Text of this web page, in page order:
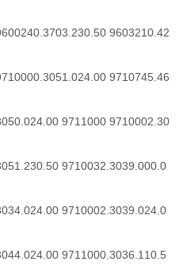
9603210.42
9710745.46
9711000 9710002.30
9710032.3039.000.0
9710002.3039.024.0
9711000.3036.110.5